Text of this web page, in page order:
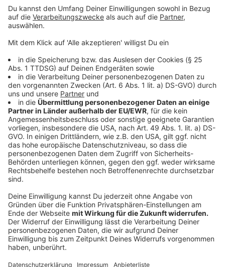
eigentlich niemand verpflichtet, seinem Arbeitgeber
außerhalb der vereinbarten Arbeitszeit zur Verfügung
zu stehen. Und doch sind fast 40 Prozent der
Beschäftigten im Homeoffice immer erreichbar.
Arbeitsrechtler*innen warnen davor, dass sich dieser
Zustand auf Dauer auf die Pysche niederschlägt. Auch
das Privat- und Familienleben leidet darunter. Dazu
kommt, dass 30% der Beschäftigten auch Mehrarbeit
von zu Hause leisten, so die DGB.
Anzeige
Flexible Arbeitszeiten und Homeoffice sind
gerade für Eltern während der Pandemie
Anzeige
Autohersteller wie Volkswagen und BMW, der
Versicherungsriese Axa oder der Chemiekonzern
Evonik haben solche Regelungen bereits eingeführt.